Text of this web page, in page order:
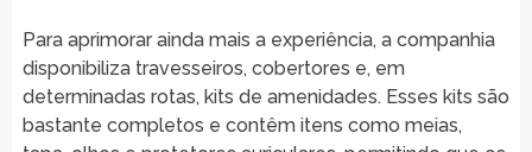
Para aprimorar ainda mais a experiência, a companhia
disponibiliza travesseiros, cobertores e, em
determinadas rotas, kits de amenidades. Esses kits são
bastante completos e contêm itens como meias,